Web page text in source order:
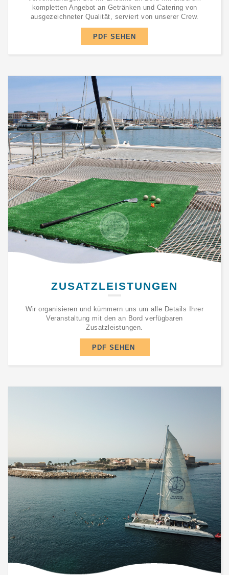
kompletten Angebot an Getränken und Catering von
ausgezeichneter Qualität, serviert von unserer Crew.
PDF SEHEN
ZUSATZLEISTUNGEN
Wir organisieren und kümmern uns um alle Details Ihrer
Veranstaltung mit den an Bord verfügbaren
Zusatzleistungen.
PDF SEHEN